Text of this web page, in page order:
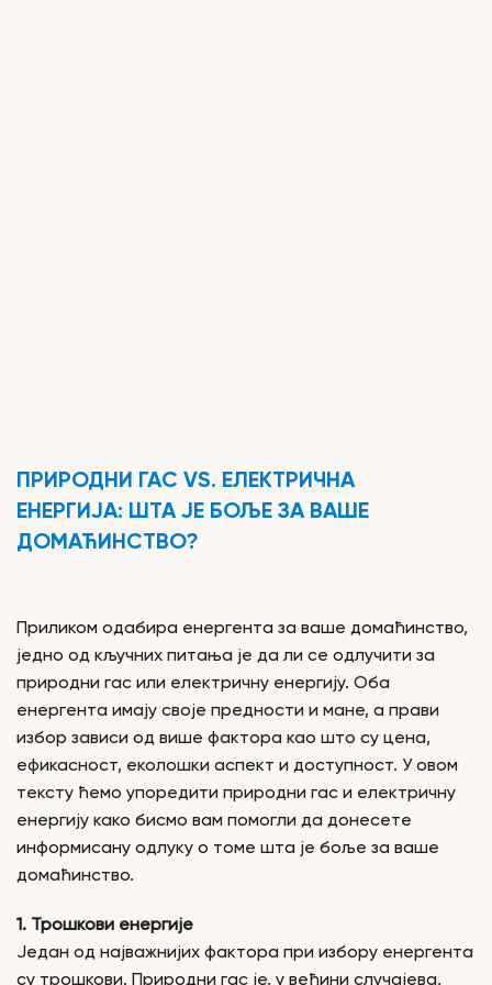
ПРИРОДНИ ГАС VS. ЕЛЕКТРИЧНА
ЕНЕРГИЈА: ШТА ЈЕ БОЉЕ ЗА ВАШЕ
ДОМАЋИНСТВО?
Приликом одабира енергента за ваше домаћинство,
једно од кључних питања је да ли се одлучити за
природни гас или електричну енергију. Оба
енергента имају своје предности и мане, а прави
избор зависи од више фактора као што су цена,
ефикасност, еколошки аспект и доступност. У овом
тексту ћемо упоредити природни гас и електричну
енергију како бисмо вам помогли да донесете
информисану одлуку о томе шта је боље за ваше
домаћинство.
1. Трошкови енергије
Један од најважнијих фактора при избору енергента
су трошкови. Природни гас је, у већини случајева,